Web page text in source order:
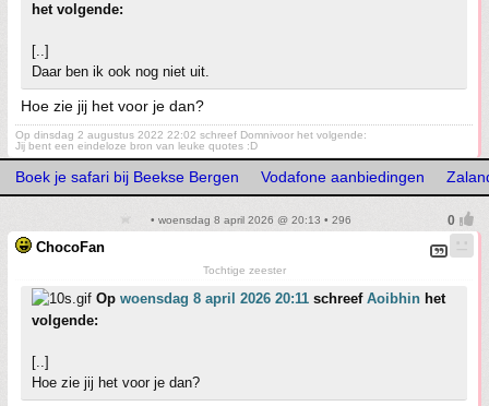
het volgende:
[..]
Daar ben ik ook nog niet uit.
Hoe zie jij het voor je dan?
Op dinsdag 2 augustus 2022 22:02 schreef Domnivoor het volgende:
Jij bent een eindeloze bron van leuke quotes :D
Boek je safari bij Beekse Bergen Vodafone aanbiedingen
• woensdag 8 april 2026 @ 20:13 • 296
ChocoFan
Tochtige zeester
Op woensdag 8 april 2026 20:11 schreef Aoibhin het
volgende:
[..]
Hoe zie jij het voor je dan?